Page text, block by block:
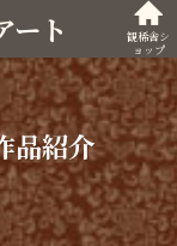
ート 観稀舎シ
ョップ
品紹介